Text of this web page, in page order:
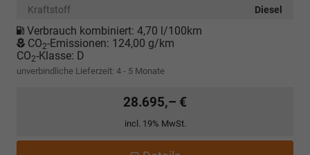
Kraftstoff
Diesel
Verbrauch kombiniert: 4,70 l/100km
CO2-Emissionen: 124,00 g/km
CO2-Klasse: D
unverbindliche Lieferzeit: 4 - 5 Monate
28.695,– €
incl. 19% MwSt.